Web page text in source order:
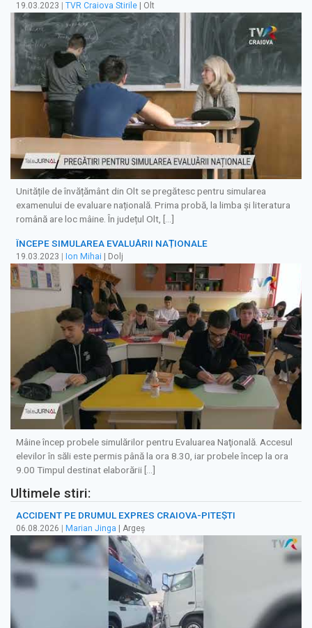
19.03.2023 TVR Craiova Stirile | Olt
Unitățile de învățământ din Olt se pregătesc pentru simularea
examenului de evaluare națională. Prima probă, la limba și literatura
română are loc mâine. În județul Olt, […]
ÎNCEPE SIMULAREA EVALUĂRII NAȚIONALE
19.03.2023 | Ion Mihai | Dolj
Mâine încep probele simulărilor pentru Evaluarea Naţională. Accesul
elevilor în săli este permis până la ora 8.30, iar probele încep la ora
9.00 Timpul destinat elaborării […]
Ultimele stiri:
ACCIDENT PE DRUMUL EXPRES CRAIOVA-PITEȘTI
06.08.2026 | Marian Jinga | Argeș